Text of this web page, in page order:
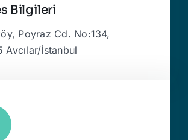
Bilgileri
Poyraz Cd. No:134,
Avcılar/İstanbul